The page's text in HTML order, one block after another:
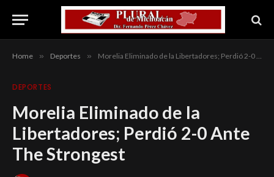
Home » Deportes » Morelia Eliminado de la Libertadores; Perdió 2-0 Ante The Strongest
DEPORTES
Morelia Eliminado de la
Libertadores; Perdió 2-0 Ante
The Strongest